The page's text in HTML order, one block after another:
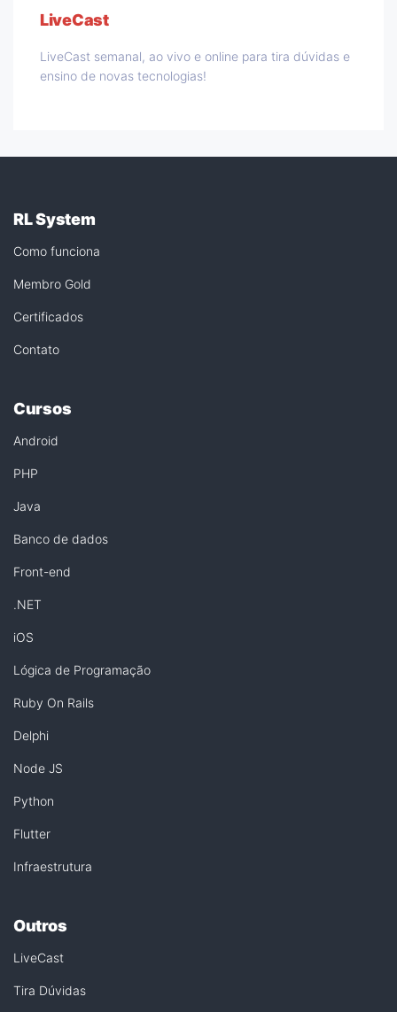
LiveCast
LiveCast semanal, ao vivo e online para tira dúvidas e
ensino de novas tecnologias!
RL System
Como funciona
Membro Gold
Certificados
Contato
Cursos
Android
PHP
Java
Banco de dados
Front-end
.NET
iOS
Lógica de Programação
Ruby On Rails
Delphi
Node JS
Python
Flutter
Infraestrutura
Outros
LiveCast
Tira Dúvidas